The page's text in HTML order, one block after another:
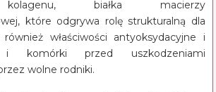
białka macierzy
które odgrywa rolę strukturalną dla
właściwości antyoksydacyjne i
komórki przed uszkodzeniami
wolne rodniki.